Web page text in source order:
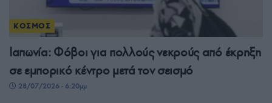
ΚΟΣΜΟΣ
Ιαπωνία: Φόβοι για πολλούς νεκρούς από έκρηξη
σε εμπορικό κέντρο μετά τον σεισμό
28/07/2026 - 6:20μμ